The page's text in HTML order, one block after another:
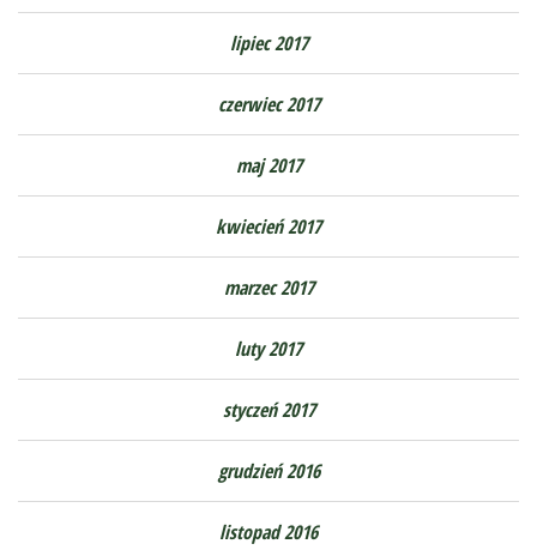
lipiec 2017
czerwiec 2017
maj 2017
kwiecień 2017
marzec 2017
luty 2017
styczeń 2017
grudzień 2016
listopad 2016